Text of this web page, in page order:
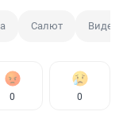
Салют Видео
0 0